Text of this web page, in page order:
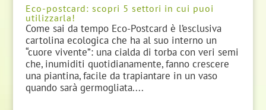
Eco-postcard: scopri 5 settori in cui puoi
utilizzarla!
Come sai da tempo Eco-Postcard è l’esclusiva
cartolina ecologica che ha al suo interno un
“cuore vivente”: una cialda di torba con veri semi
che, inumiditi quotidianamente, fanno crescere
una piantina, facile da trapiantare in un vaso
quando sarà germogliata....